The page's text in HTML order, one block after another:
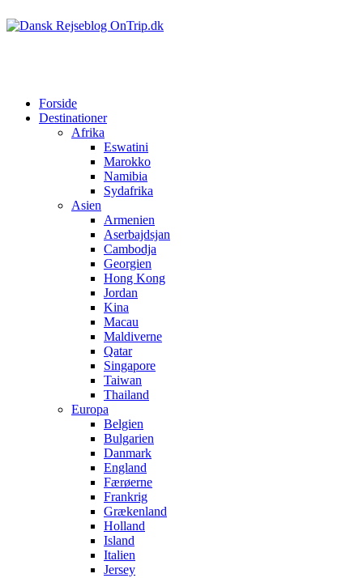
Forside
Destinationer
Afrika
Eswatini
Marokko
Namibia
Sydafrika
Asien
Armenien
Aserbajdsjan
Cambodja
Georgien
Hong Kong
Jordan
Kina
Macau
Maldiverne
Qatar
Singapore
Taiwan
Thailand
Europa
Belgien
Bulgarien
Danmark
England
Færøerne
Frankrig
Grækenland
Holland
Island
Italien
Jersey